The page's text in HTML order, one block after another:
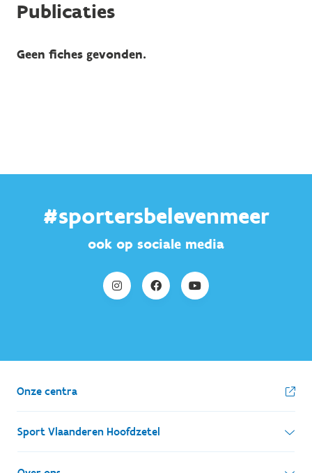
Publicaties
Geen fiches gevonden.
#sportersbelevenmeer
ook op sociale media
Onze centra
Sport Vlaanderen Hoofdzetel
Simon Bolivarlaan 17